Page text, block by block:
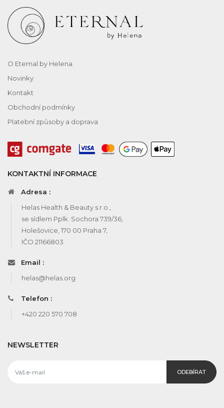
O Eternal by Helena
Novinky
Kontakt
Obchodní podmínky
Platební způsoby a doprava
KONTAKTNÍ INFORMACE
Adresa :
Helas Health & Beauty s.r.o.,
se sídlem Pplk. Sochora 739/36,
Holešovice, 170 00 Praha 7,
IČO 21166803
Email :
helas@helas.org
Telefon :
+420 220 570 708
NEWSLETTER
ODEBÍRAT